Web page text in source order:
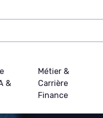
&
Métier &
Carrière
Finance